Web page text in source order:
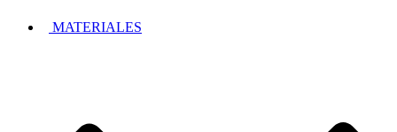
MATERIALES